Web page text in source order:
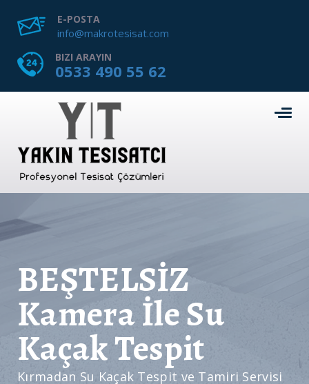
E-POSTA
info@makrotesisat.com
BIZI ARAYIN
0533 490 55 62
BEŞTELSİZ
Kamera İle Su
Kaçak Tespit
Kırmadan Su Kaçak Tespit ve Tamiri Servisi